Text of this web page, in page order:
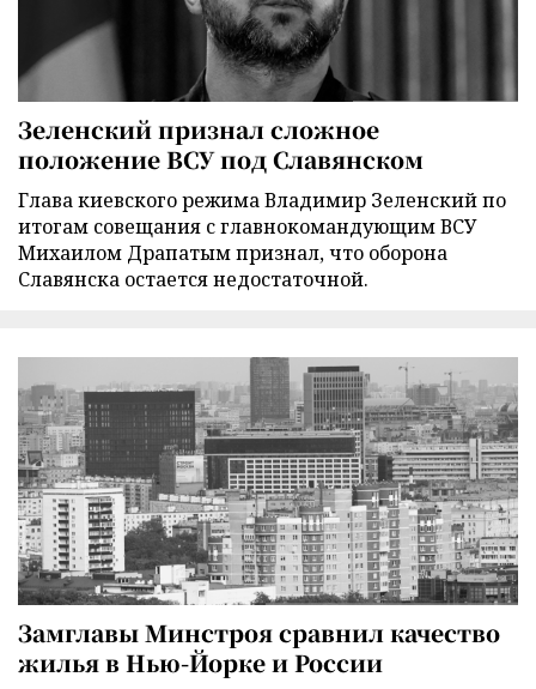
Зеленский признал сложное
положение ВСУ под Славянском
Глава киевского режима Владимир Зеленский по
итогам совещания с главнокомандующим ВСУ
Михаилом Драпатым признал, что оборона
Славянска остается недостаточной.
Замглавы Минстроя сравнил качество
жилья в Нью-Йорке и России